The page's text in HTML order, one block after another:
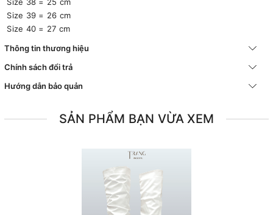
Size 39 = 26 cm
Size 40 = 27 cm
Thông tin thương hiệu
Chính sách đổi trả
Hướng dẫn bảo quản
SẢN PHẨM BẠN VỪA XEM